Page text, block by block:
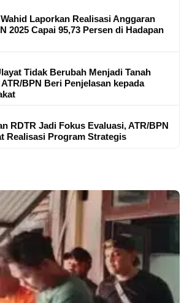
Laporkan Realisasi Anggaran
2025 Capai 95,73 Persen di Hadapan
Tidak Berubah Menjadi Tanah
ATR/BPN Beri Penjelasan kepada
RDTR Jadi Fokus Evaluasi, ATR/BPN
Realisasi Program Strategis